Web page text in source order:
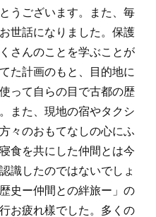
うございます。また、毎
世話になりました。保護
さんのことを学ぶことが
た計画のもと、目的地に
って自らの目で古都の歴
また、現地の宿やタクシ
々のおもてなしの心にふ
食を共にした仲間とは今
識したのではないでしょ
史ー仲間との絆旅ー」の
お疲れ樣でした。多くの